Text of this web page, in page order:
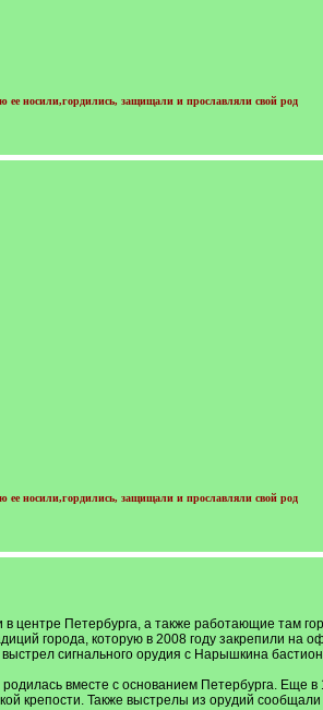
носили,гордились, защищали и прославляли свой род
носили,гордились, защищали и прославляли свой род
центре Петербурга, а также работающие там
города, которую в 2008 году закрепили на
сигнального орудия с Нарышкина
вместе с основанием Петербурга. Еще
крепости. Также выстрелы из орудий